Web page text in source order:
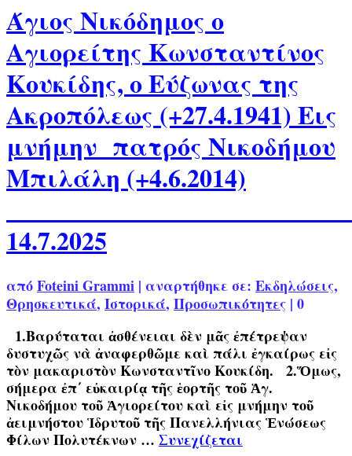
Άγιος Νικόδημος ο
Αγιορείτης Κωνσταντίνος
Κουκίδης, ο Εύζωνας της
Ακροπόλεως (+27.4.1941) Εις
μνήμην πατρός Νικοδήμου
Μπιλάλη (+4.6.2014)
14.7.2025
απόFoteini Grammi | αναρτήθηκε σε: Εκδηλώσεις,
Θρησκευτικά, Ιστορικά, Προσωπικότητες | 0
1.Βαρύταται ἀσθένειαι δὲν μᾶς ἐπέτρεψαν
δυστυχῶς νὰ ἀναφερθῶμε καὶ πάλι ἐγκαίρως εἰς
τὸν μακαριστὸν Κωνσταντῖνο Κουκίδη. 2.Ὅμως,
σήμερα ἐπ΄ εὐκαιρίᾳ τῆς ἑορτῆς τοῦ Ἁγ.
Νικοδήμου τοῦ Ἁγιορείτου καὶ εἰς μνήμην τοῦ
ἀειμνήστου Ἱδρυτοῦ τῆς Πανελλήνιας Ἑνώσεως
Φίλων Πολυτέκνων … Συνεχίζεται